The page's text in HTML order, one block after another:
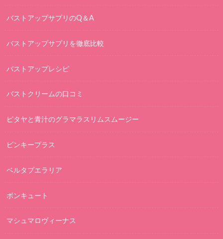
バストアップサプリのQ＆A
バストアップサプリを徹底比較
バストアップレシピ
バストクリームの口コミ
ピタヤと青汁のグラマラスリムスムージー
ピンキープラス
ベルタプエラリア
ボンキュート
マシュマロヴィーナス